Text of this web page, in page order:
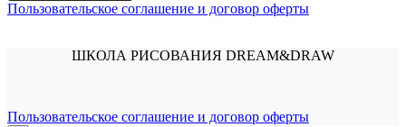
Пользовательское соглашение и договор оферты
ШКОЛА РИСОВАНИЯ DREAM&DRAW
Пользовательское соглашение и договор оферты